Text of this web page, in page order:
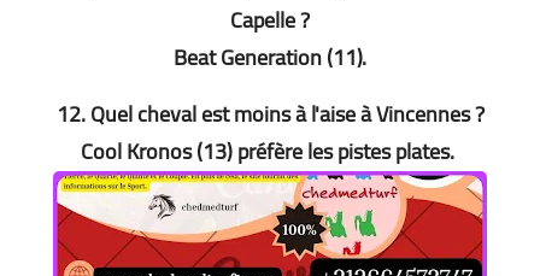
Capelle ?
Beat Generation (11).
12. Quel cheval est moins à l'aise à Vincennes ?
Cool Kronos (13) préfère les pistes plates.